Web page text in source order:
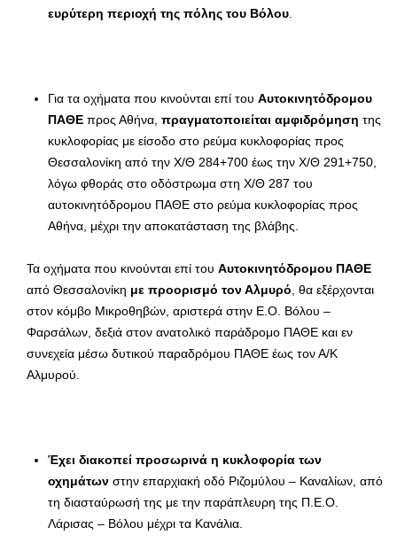
ευρύτερη περιοχή της πόλης του Βόλου
Για τα οχήματα που κινούνται επί του Αυτοκινητόδρομου
ΠΑΘΕ προς Αθήνα, πραγματοποιείται αμφιδρόμηση της
κυκλοφορίας με είσοδο στο ρεύμα κυκλοφορίας προς
Θεσσαλονίκη από την Χ/Θ 284+700 έως την Χ/Θ 291+750,
λόγω φθοράς στο οδόστρωμα στη Χ/Θ 287 του
αυτοκινητόδρομου ΠΑΘΕ στο ρεύμα κυκλοφορίας προς
Αθήνα, μέχρι την αποκατάσταση της βλάβης.
Τα οχήματα που κινούνται επί του Αυτοκινητόδρομου ΠΑΘΕ
από Θεσσαλονίκη με προορισμό τον Αλμυρό , θα εξέρχονται
στον κόμβο Μικροθηβών, αριστερά στην Ε.Ο. Βόλου –
Φαρσάλων, δεξιά στον ανατολικό παράδρομο ΠΑΘΕ και εν
συνεχεία μέσω δυτικού παραδρόμου ΠΑΘΕ έως τον Α/Κ
Αλμυρού.
Έχει διακοπεί προσωρινά η κυκλοφορία των
οχημάτων στην επαρχιακή οδό Ριζομύλου – Καναλίων, από
τη διασταύρωσή της με την παράπλευρη της Π.Ε.Ο.
Λάρισας – Βόλου μέχρι τα Κανάλια.